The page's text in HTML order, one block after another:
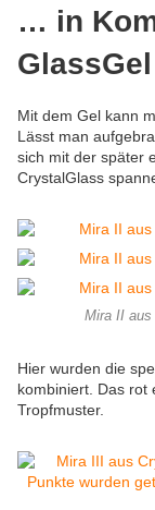
… in
GlassGel
Mit dem Gel kann
Lässt man
sich mit der später
CrystalGlass
Mira II aus
Hier wurden die
kombiniert. Das rot
Tropfmuster.